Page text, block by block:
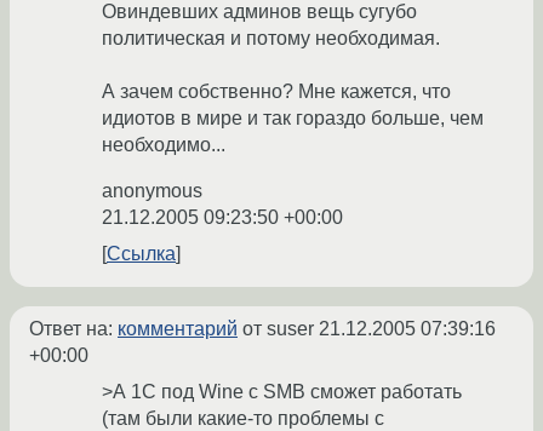
Овиндевших админов вещь сугубо
политическая и потому необходимая.
А зачем собственно? Мне кажется, что
идиотов в мире и так гораздо больше, чем
необходимо...
anonymous
21.12.2005 09:23:50 +00:00
Ссылка
Ответ на: комментарий от suser 21.12.2005 07:39:16
+00:00
>А 1C под Wine с SMB сможет работать
(там были какие-то проблемы с